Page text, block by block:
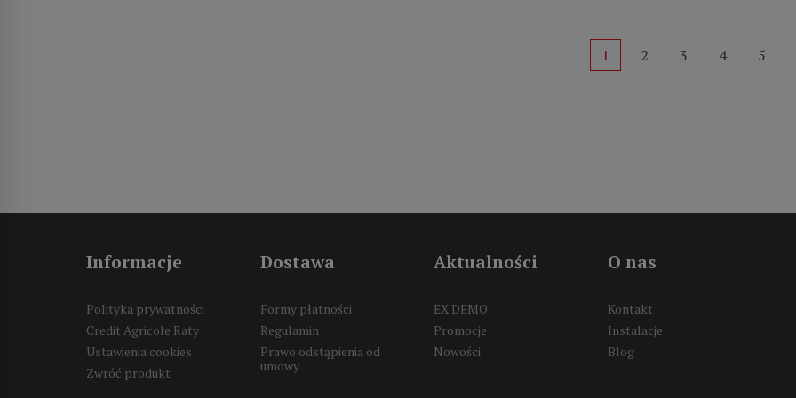
1 2 3 4 5
Informacje
Polityka prywatności
Credit Agricole Raty
Ustawienia cookies
Zwróć produkt
Dostawa
Formy płatności
Regulamin
Prawo odstąpienia od
umowy
Aktualności
EX DEMO
Promocje
Nowości
O nas
Kontakt
Instalacje
Blog